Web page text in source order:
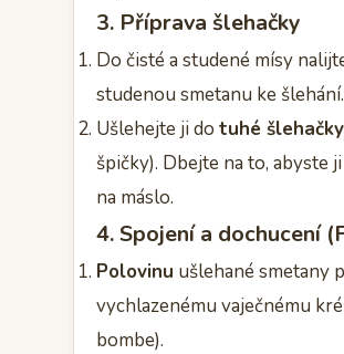
3. Příprava šlehačky
Do čisté a studené mísy
studenou smetanu ke šlehání.
Ušlehejte ji do tuhé šlehačky
špičky). Dbejte na to, abyste
na máslo.
4. Spojení a dochucení
Polovinu ušlehané smetany
vychlazenému vaječnému
bombe).